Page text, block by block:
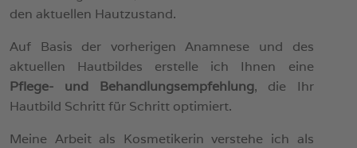
den aktuellen Hautzustand.
Auf Basis der vorherigen Anamnese und des
aktuellen Hautbildes erstelle ich Ihnen eine
Pflege- und Behandlungsempfehlung, die Ihr
Hautbild Schritt für Schritt optimiert.
Meine Arbeit als Kosmetikerin verstehe ich als